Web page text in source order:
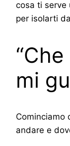
cosa ti serve
per isolarti
mi
Cominciamo
andare e